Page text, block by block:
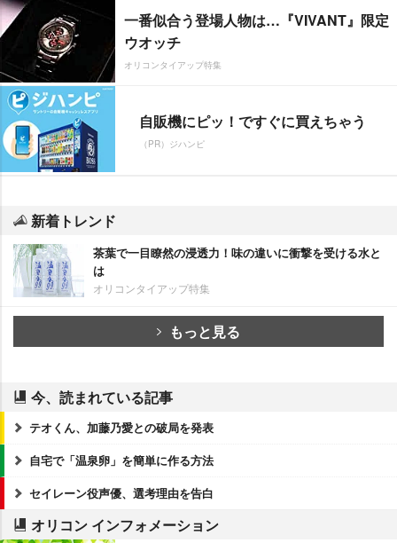
一番似合う登場人物は…『VIVANT』限定
ウオッチ
オリコンタイアップ特集
自販機にピッ！ですぐに買えちゃう
（PR）ジハンピ
新着トレンド
茶葉で一目瞭然の浸透力！味の違いに衝撃を受ける水と
は
オリコンタイアップ特集
もっと見る
今、読まれている記事
テオくん、加藤乃愛との破局を発表
自宅で「温泉卵」を簡単に作る方法
セイレーン役声優、選考理由を告白
オリコン インフォメーション